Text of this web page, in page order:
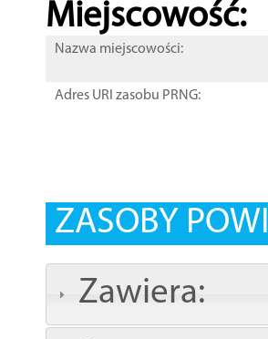
Miejscowość:
Nazwa miejscowości:
Adres URI zasobu PRNG:
ZASOBY
Zawiera: